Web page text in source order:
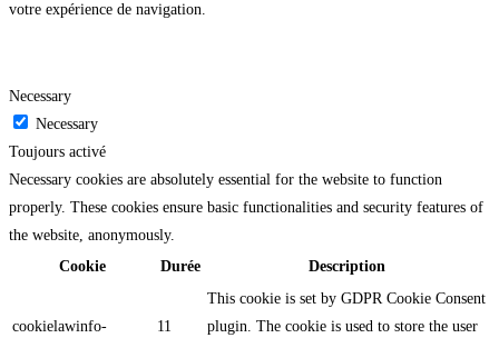
votre expérience de navigation.
Necessary
Necessary
Toujours activé
Necessary cookies are absolutely essential for the website to function
properly. These cookies ensure basic functionalities and security features of
the website, anonymously.
Cookie
Durée Description
cookielawinfo-
11
This cookie is set by GDPR Cookie Consent
plugin. The cookie is used to store the user